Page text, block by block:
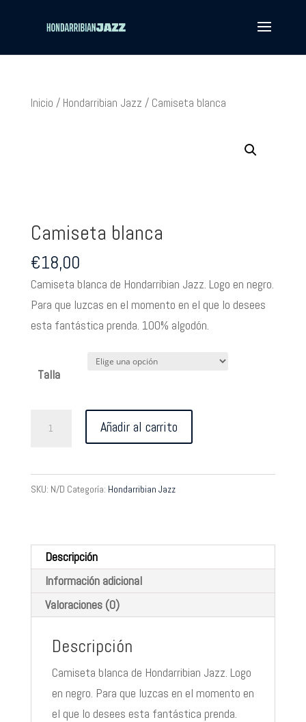
Inicio / Hondarribian Jazz / Camiseta blanca
Camiseta blanca
€18,00
Camiseta blanca de Hondarribian Jazz. Logo en negro.
Para que luzcas en el momento en el que lo desees
esta fantástica prenda. 100% algodón.
Talla
Añadir al carrito
SKU: N/D Categoría: Hondarribian Jazz
Descripción
Información adicional
Valoraciones (0)
Descripción
Camiseta blanca de Hondarribian Jazz. Logo
en negro. Para que luzcas en el momento en
el que lo desees esta fantástica prenda.